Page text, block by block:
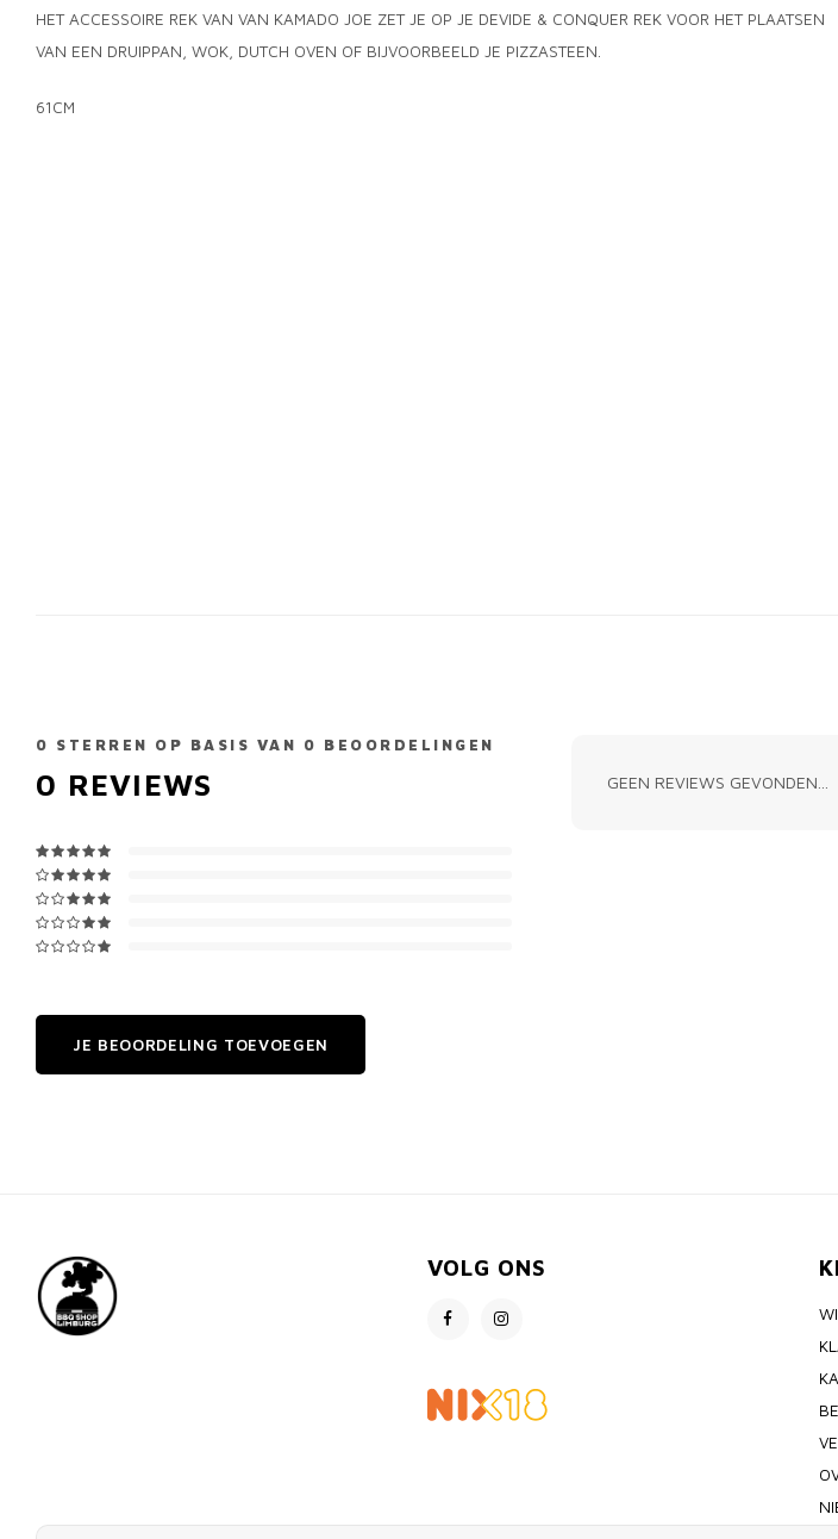
HET ACCESSOIRE REK VAN VAN KAMADO JOE ZET JE OP JE DEVIDE & CONQUER REK VOOR HET PLAATSEN
VAN EEN DRUIPPAN, WOK, DUTCH OVEN OF BIJVOORBEELD JE PIZZASTEEN.
61CM
0 STERREN OP BASIS VAN 0 BEOORDELINGEN
0 REVIEWS
JE BEOORDELING TOEVOEGEN
GEEN REVIEWS GEVONDEN...
VOLG ONS